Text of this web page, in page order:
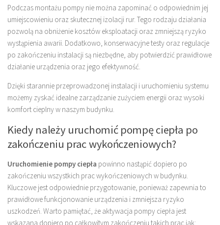
Podczas montażu pompy nie można zapominać o odpowiednim jej
umiejscowieniu oraz skutecznej izolacji rur. Tego rodzaju działania
pozwolą na obniżenie kosztów eksploatacji oraz zmniejszą ryzyko
wystąpienia awarii. Dodatkowo, konserwacyjne testy oraz regulacje
po zakończeniu instalacji są niezbędne, aby potwierdzić prawidłowe
działanie urządzenia oraz jego efektywność.
Dzięki starannie przeprowadzonej instalacji i uruchomieniu systemu
możemy zyskać idealne zarządzanie zużyciem energii oraz wysoki
komfort cieplny w naszym budynku.
Kiedy należy uruchomić pompę ciepła po
zakończeniu prac wykończeniowych?
Uruchomienie pompy ciepła powinno nastąpić dopiero po
zakończeniu wszystkich prac wykończeniowych w budynku.
Kluczowe jest odpowiednie przygotowanie, ponieważ zapewnia to
prawidłowe funkcjonowanie urządzenia i zmniejsza ryzyko
uszkodzeń. Warto pamiętać, że aktywacja pompy ciepła jest
wskazana dopiero po całkowitym zakończeniu takich prac jak: